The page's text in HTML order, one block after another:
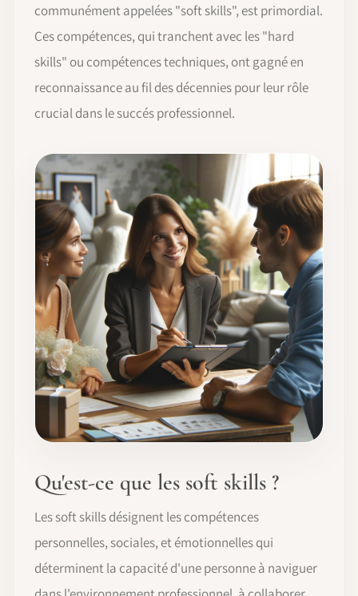
communément appelées "soft skills", est primordial.
Ces compétences, qui tranchent avec les "hard
skills" ou compétences techniques, ont gagné en
reconnaissance au fil des décennies pour leur rôle
crucial dans le succés professionnel.
Qu'est-ce que les soft skills ?
Les soft skills désignent les compétences
personnelles, sociales, et émotionnelles qui
déterminent la capacité d'une personne à naviguer